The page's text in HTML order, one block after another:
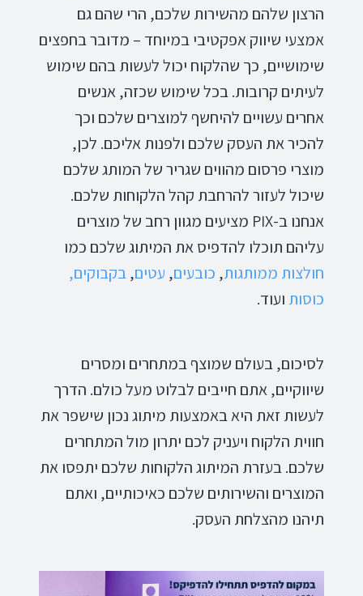
הרצון שלהם מהשירות שלכם, הרי שהם גם
אמצעי שיווק אפקטיבי במיוחד – מדובר בחפצים
שימושיים, כך שהלקוח יכול לעשות בהם שימוש
לעיתים קרובות. בכל שימוש שכזה, אנשים
אחרים עשויים להיחשף למוצרים שלכם וכך
להכיר את העסק שלכם ולפנות אליכם. לכן,
מוצרי פרסום מהווים שגריר של המותג שלכם
שיכול לעזור להרחבת קהל הלקוחות שלכם.
אנחנו ב-PIX מציעים מגוון רחב של מוצרים
עליהם תוכלו להדפיס את המיתוג שלכם כמו
חולצות ממותגות, כובעים, עטים,בקבוקים,
כוסות ועוד.
לסיכום, בעולם שמוצף במתחרים ומסרים
שיווקיים, אתם חייבים לבלוט מעל כולם. הדרך
לעשות זאת היא באמצעות מיתוג נכון שישפר את
חווית הלקוח ויעניק לכם יתרון מול המתחרים
שלכם. בעזרת המיתוג הלקוחות שלכם יתפסו את
המוצרים והשירותים שלכם כאיכותיים, ואתם
תיהנו מהצלחת העסק.